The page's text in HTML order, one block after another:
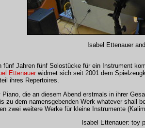
Isabel Ettenauer
fünf Jahren fünf Solostücke für ein Instrument
Ettenauer widmet sich seit 2001 dem
ihres Repertoires.
die an diesem Abend erstmals in ihrer
zu dem namensgebenden Werk whatever shall
zwei weitere Werke für kleine Instrumente
Isabel Ettenauer: toy